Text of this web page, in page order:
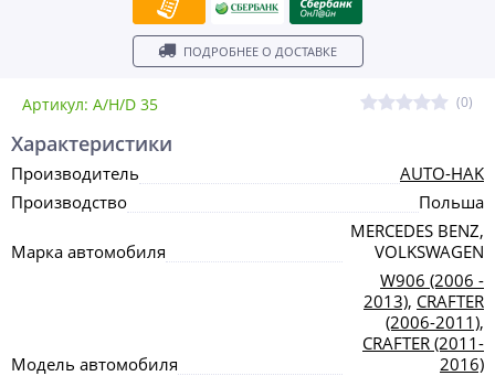
Артикул: A/H/D 35 (0)
ПОДРОБНЕЕ О ДОСТАВКЕ
Характеристики
Производитель
AUTO-HAK
Производство
Польша
Марка автомобиля
MERCEDES BENZ,
VOLKSWAGEN
Модель автомобиля
W906 (2006 -
2013), CRAFTER
(2006-2011),
CRAFTER (2011-
2016)